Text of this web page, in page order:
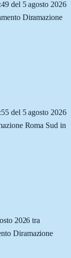
del 5 agosto 2026
Diramazione
del 5 agosto 2026
Roma Sud in
2026 tra
Diramazione